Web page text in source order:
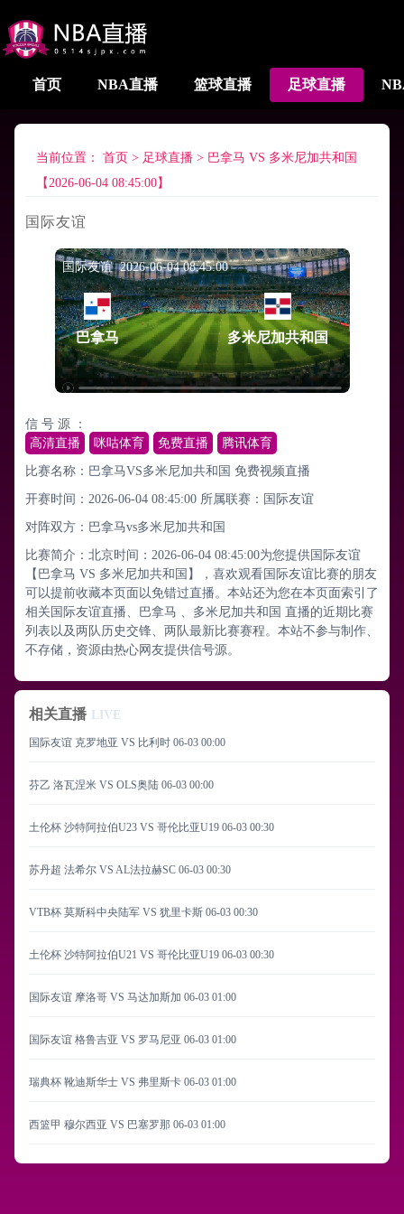
首页 NBA直播 篮球直播 足球直播
当前位置： 首页 > 足球直播 > 巴拿马 VS 多米尼加共和国
【2026-06-04 08:45:00】
国际友谊
国际友谊 2026-06-04 08:45:00
巴拿马 多米尼加共和国
信 号 源 ：
高清直播
咪咕体育 免费直播 腾讯体育
比赛名称：巴拿马VS多米尼加共和国 免费视频直播
开赛时间：2026-06-04 08:45:00 所属联赛： 国际友谊
对阵双方：巴拿马vs多米尼加共和国
比赛简介：北京时间：2026-06-04 08:45:00为您提供国际友谊
【巴拿马 VS 多米尼加共和国】，喜欢观看国际友谊比赛的朋友
可以提前收藏本页面以免错过直播。本站还为您在本页面索引了
相关国际友谊直播、巴拿马 、多米尼加共和国 直播的近期比赛
列表以及两队历史交锋、两队最新比赛赛程。本站不参与制作、
不存储，资源由热心网友提供信号源。
相关直播 LIVE
国际友谊 克罗地亚 VS 比利时 06-03 00:00
芬乙 洛瓦涅米 VS OLS奥陆 06-03 00:00
土伦杯 沙特阿拉伯U23 VS 哥伦比亚U19 06-03 00:30
苏丹超 法希尔 VS AL法拉赫SC 06-03 00:30
VTB杯 莫斯科中央陆军 VS 犹里卡斯 06-03 00:30
土伦杯 沙特阿拉伯U21 VS 哥伦比亚U19 06-03 00:30
国际友谊 摩洛哥 VS 马达加斯加 06-03 01:00
国际友谊 格鲁吉亚 VS 罗马尼亚 06-03 01:00
瑞典杯 靴迪斯华士 VS 弗里斯卡 06-03 01:00
西篮甲 穆尔西亚 VS 巴塞罗那 06-03 01:00